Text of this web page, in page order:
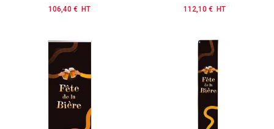
Prix
106,40 € HT Prix
112,10 € HT